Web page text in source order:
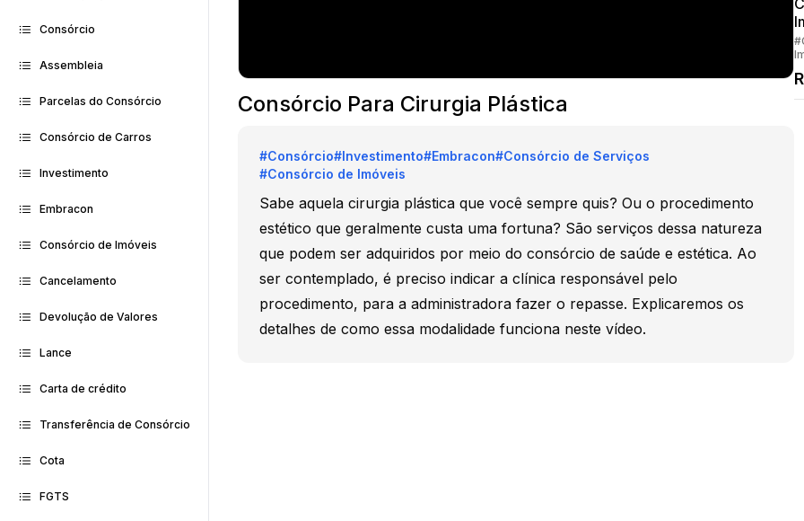
Consórcio
Assembleia
Parcelas do Consórcio
Consórcio de Carros
Investimento
Embracon
Consórcio de Imóveis
Cancelamento
Devolução de Valores
Lance
Carta de crédito
Transferência de Consórcio
Cota
FGTS
Consórcio Para Cirurgia Plástica
#Consórcio#Investimento#Embracon#Consórcio de Serviços
#Consórcio de Imóveis
Sabe aquela cirurgia plástica que você sempre quis? Ou o procedimento
estético que geralmente custa uma fortuna? São serviços dessa natureza
que podem ser adquiridos por meio do consórcio de saúde e estética. Ao
ser contemplado, é preciso indicar a clínica responsável pelo
procedimento, para a administradora fazer o repasse. Explicaremos os
detalhes de como essa modalidade funciona neste vídeo.